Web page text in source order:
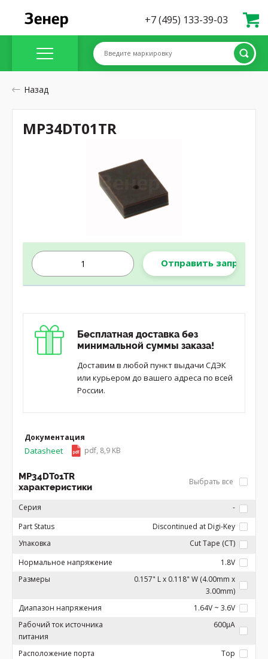
+7 (495) 133-39-03
Введите маркировку
Назад
Отправить запрос
Бесплатная доставка без
минимальной суммы заказа!
Доставим в любой пункт выдачи СДЭК
или курьером до вашего адреса по всей
России.
Документация
Datasheet pdf, 8,9 KB
MP34DT01TR
характеристики
Выбрать все
Серия
-
Part Status
Discontinued at Digi-Key
Упаковка
Cut Tape (CT)
Нормальное напряжение
1.8V
Размеры
0.157" L x 0.118" W (4.00mm x
3.00mm)
Диапазон напряжения
1.64V ~ 3.6V
Рабочий ток источника
питания
600µA
Расположение порта
Top
MP34DT01TR